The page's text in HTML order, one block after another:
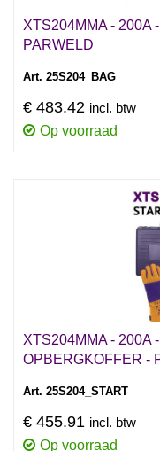
XTS204MMA - 200A
PARWELD
Art. 25S204_BAG
€ 483.42 incl. btw
Op voorraad
XTS204MMA - 200A
OPBERGKOFFER -
Art. 25S204_START
€ 455.91 incl. btw
Op voorraad